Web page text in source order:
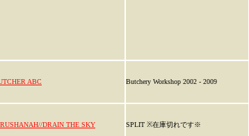
ABC Butchery Workshop 2002 - 2009
DRAIN THE SKY SPLIT ※在庫切れです※